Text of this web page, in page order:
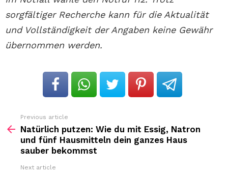
sorgfältiger Recherche kann für die Aktualität
und Vollständigkeit der Angaben keine Gewähr
übernommen werden.
more
Previous article
Natürlich putzen: Wie du mit Essig, Natron
und fünf Hausmitteln dein ganzes Haus
sauber bekommst
Next article